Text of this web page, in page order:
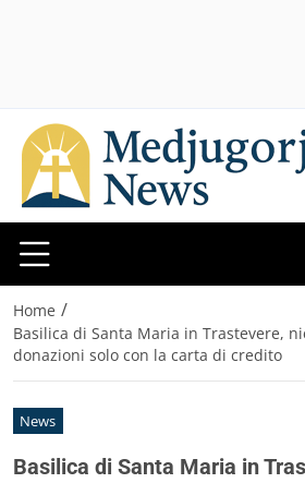
Home /
Basilica di Santa Maria in Trastevere,
donazioni solo con la carta di credito
News
Basilica di Santa Maria in